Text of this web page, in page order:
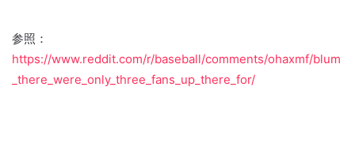
参照：
https://www.reddit.com/r/baseball/comments/ohaxmf/blum
_there_were_only_three_fans_up_there_for/